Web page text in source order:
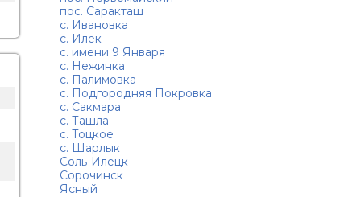
пос. Саракташ
с. Ивановка
с. Илек
с. имени 9 Января
с. Нежинка
с. Палимовка
с. Подгородняя Покровка
с. Сакмара
с. Ташла
с. Тоцкое
с. Шарлык
Соль-Илецк
Сорочинск
Ясный